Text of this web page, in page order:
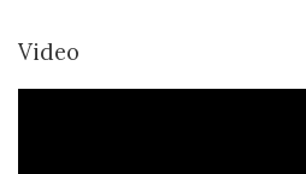
Video